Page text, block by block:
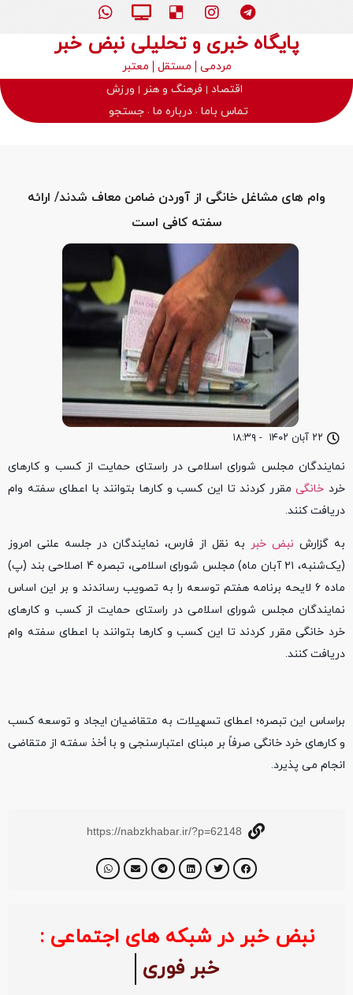
پایگاه خبری و تحلیلی نبض خبر
مردمی مستقل
معتبر
اقتصاد
فرهنگ و هنر
ورزش
تماس باما درباره ما جستجو
۲۲ آبان ۱۴۰۲ - ۱۸:۳۹
وام های مشاغل خانگی از آوردن ضامن معاف شدند/ ارائه
سفته کافی است
نمایندگان مجلس شورای اسلامی در راستای حمایت از کسب و کارهای
خرد خانگیمقرر کردند تا این کسب و کارها بتوانند با اعطای سفته وام
دریافت کنند.
به گزارش نبض خبر به نقل از فارس، نمایندگان در جلسه علنی امروز
(یک‌شنبه، ۲۱ آبان ماه) مجلس شورای اسلامی، تبصره 4 اصلاحی بند (پ)
ماده 6 لایحه برنامه هفتم توسعه را به تصویب رساندند و بر این اساس
نمایندگان مجلس شورای اسلامی در راستای حمایت از کسب و کارهای
خرد خانگی مقرر کردند تا این کسب و کارها بتوانند با اعطای سفته وام
دریافت کنند.
براساس این تبصره؛ اعطای تسهیلات به متقاضیان ایجاد و توسعه کسب
و کارهای خرد خانگی صرفاً بر مبنای اعتبارسنجی و با أخذ سفته از متقاضی
انجام می پذیرد.
https://nabzkhabar.ir/?p=62148
نبض خبر در شبکه های اجتماعی :
خبر فوری